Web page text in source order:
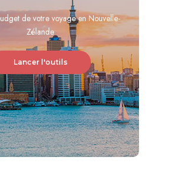
de votre voyage en Nouvelle-
Zélande
Lancer l'outils